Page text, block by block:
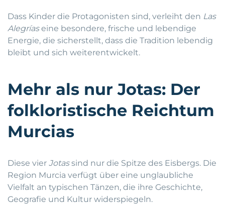
Dass Kinder die Protagonisten sind, verleiht den Las
Alegríaseine besondere, frische und lebendige
Energie, die sicherstellt, dass die Tradition lebendig
bleibt und sich weiterentwickelt.
Mehr als nur Jotas: Der
folkloristische Reichtum
Murcias
Diese vier Jotassind nur die Spitze des Eisbergs. Die
Region Murcia verfügt über eine unglaubliche
Vielfalt an typischen Tänzen, die ihre Geschichte,
Geografie und Kultur widerspiegeln.